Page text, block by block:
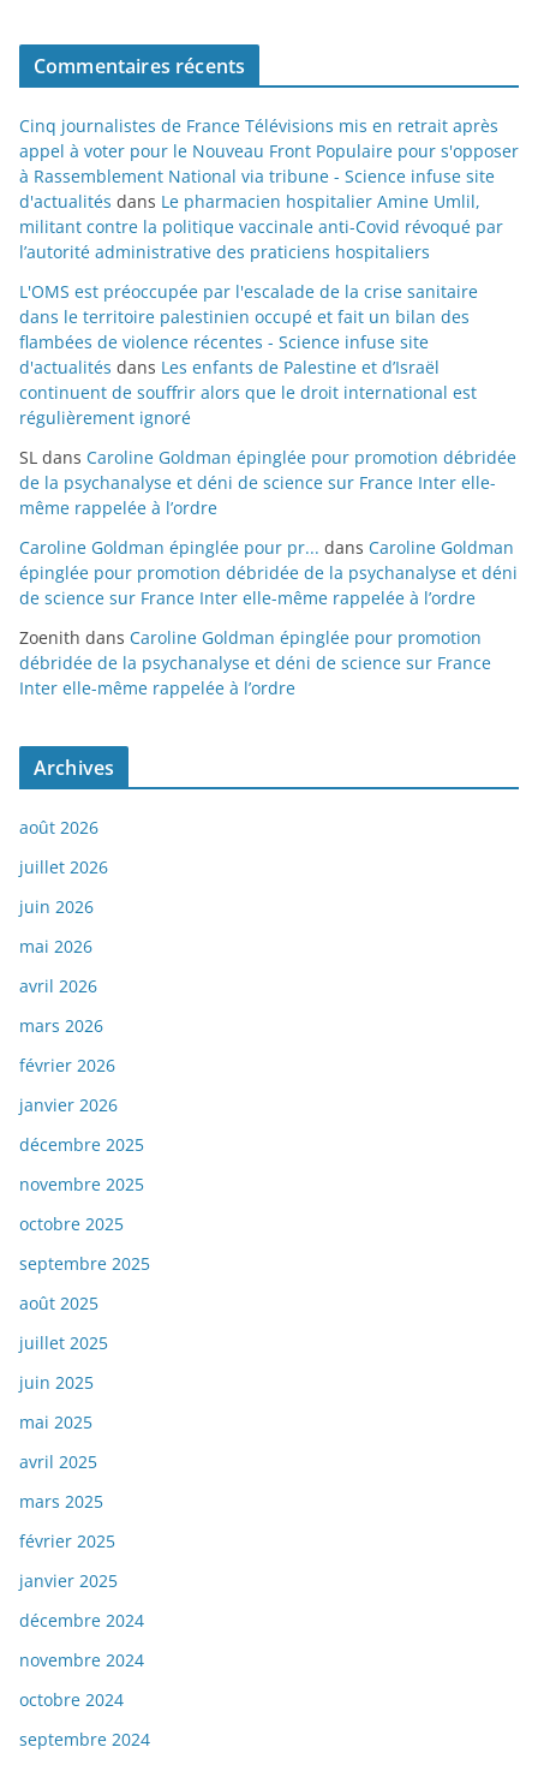
Commentaires récents
Cinq journalistes de France Télévisions mis en retrait après
appel à voter pour le Nouveau Front Populaire pour s'opposer
à Rassemblement National via tribune - Science infuse site
d'actualités dans Le pharmacien hospitalier Amine Umlil,
militant contre la politique vaccinale anti-Covid révoqué par
l’autorité administrative des praticiens hospitaliers
L'OMS est préoccupée par l'escalade de la crise sanitaire
dans le territoire palestinien occupé et fait un bilan des
flambées de violence récentes - Science infuse site
d'actualités dans Les enfants de Palestine et d’Israël
continuent de souffrir alors que le droit international est
régulièrement ignoré
SL dans Caroline Goldman épinglée pour promotion débridée
de la psychanalyse et déni de science sur France Inter elle-
même rappelée à l’ordre
Caroline Goldman épinglée pour pr... dans Caroline Goldman
épinglée pour promotion débridée de la psychanalyse et déni
de science sur France Inter elle-même rappelée à l’ordre
Zoenith dans Caroline Goldman épinglée pour promotion
débridée de la psychanalyse et déni de science sur France
Inter elle-même rappelée à l’ordre
Archives
août 2026
juillet 2026
juin 2026
mai 2026
avril 2026
mars 2026
février 2026
janvier 2026
décembre 2025
novembre 2025
octobre 2025
septembre 2025
août 2025
juillet 2025
juin 2025
mai 2025
avril 2025
mars 2025
février 2025
janvier 2025
décembre 2024
novembre 2024
octobre 2024
septembre 2024